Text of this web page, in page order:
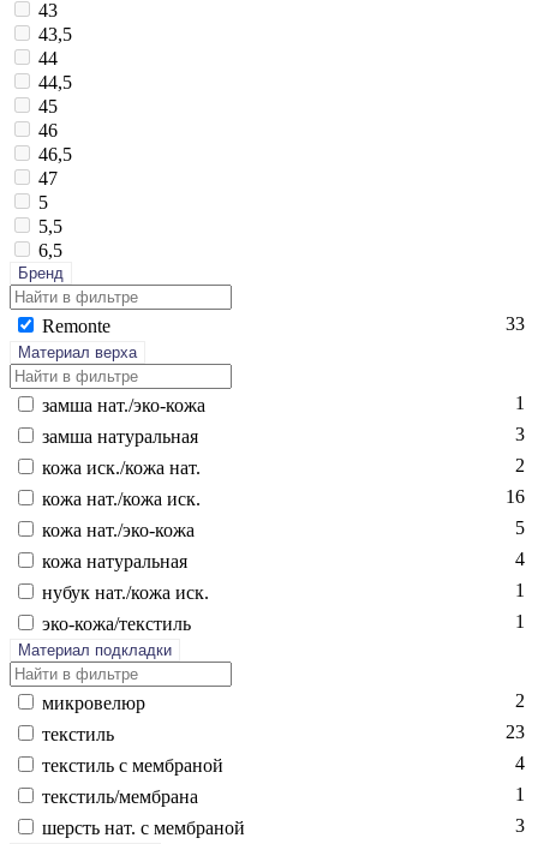
43
43,5
44
44,5
45
46
46,5
47
5
5,5
6,5
Бренд
Re­mon­te 33
Материал верха
зам­ша нат./эко-ко­жа
1
зам­ша на­тураль­ная
3
ко­жа иск./ко­жа нат.
2
ко­жа нат./ко­жа иск.
16
ко­жа нат./эко-ко­жа
5
ко­жа на­тураль­ная
4
ну­бук нат./ко­жа иск.
1
эко-ко­жа/текс­тиль
1
Материал подкладки
мик­ро­велюр
2
текс­тиль
23
текс­тиль с мемб­ра­ной
4
текс­тиль/мемб­ра­на
1
шерсть нат. с мемб­ра­ной
3